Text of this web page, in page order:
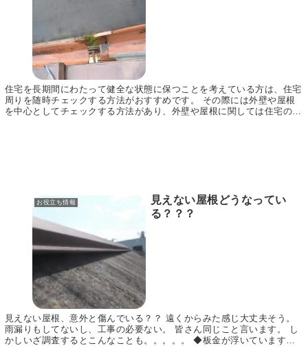
住宅を長期間にわたって健全な状態に保つことを考えている方は、住宅
周りを随時チェックする方法がおすすめです。 その際には外壁や屋根
を中心としてチェックする方法があり、外壁や屋根に関しては住宅の寿
お役立ち情報
見えない屋根どうなってい
る？？？
見えない屋根、意外と傷んでいる？？ 遠くからみた感じ大丈夫そう。
雨漏りもしてないし、工事の必要ない。 皆さん同じこと言います。 し
かしいざ調査するとこんなことも。。。。。 ◆板金が浮いています。